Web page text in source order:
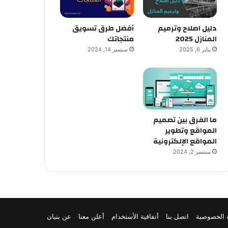
دليل اصلاح وترميم
المنازل 2025
يناير 6, 2025
أفضل طرق تسويق
منتجاتك
سبتمبر 14, 2024
ما الفرق بين تصميم
المواقع وتطوير
المواقع الإلكترونية
سبتمبر 2, 2024
الخصوصية اتصل بنا أتفاقية الأستخدام أعلن معنا عن بنيان